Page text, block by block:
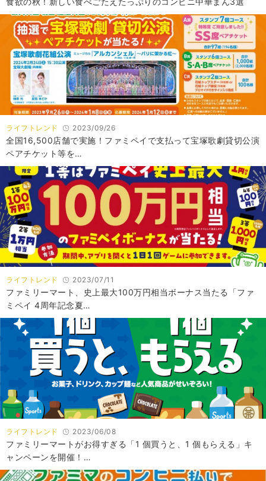
ライフトレンド 2023/09/26
全国16,500店舗で実施！ファミペイで支払って宝塚歌劇貸切公演
ペアチケット等を…
ライフトレンド 2023/07/11
ファミリーマート、史上最大100万円相当ボーナス当たる「ファ
ミペイ 4周年記念夏…
ライフトレンド 2023/06/08
ファミリーマートがお得すぎる「1 個買うと、1 個もらえる」キ
ャンペーンを開催！…